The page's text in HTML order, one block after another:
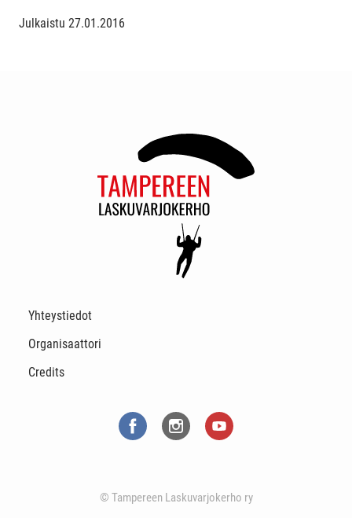
Julkaistu 27.01.2016
Yhteystiedot
Organisaattori
Credits
© Tampereen Laskuvarjokerho ry